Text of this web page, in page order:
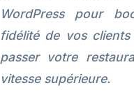
WordPress pour
fidélité de vos
passer votre
vitesse supérieure.